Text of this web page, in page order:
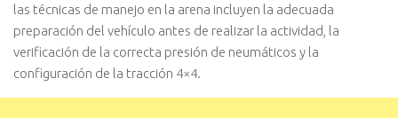
las técnicas de manejo en la arena incluyen la adecuada
preparación del vehículo antes de realizar la actividad, la
verificación de la correcta presión de neumáticos y la
configuración de la tracción 4×4.